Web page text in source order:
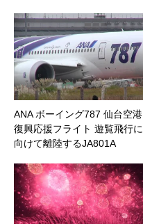
ANA ボーイング787 仙台空港
復興応援フライト 遊覧飛行に
向けて離陸するJA801A